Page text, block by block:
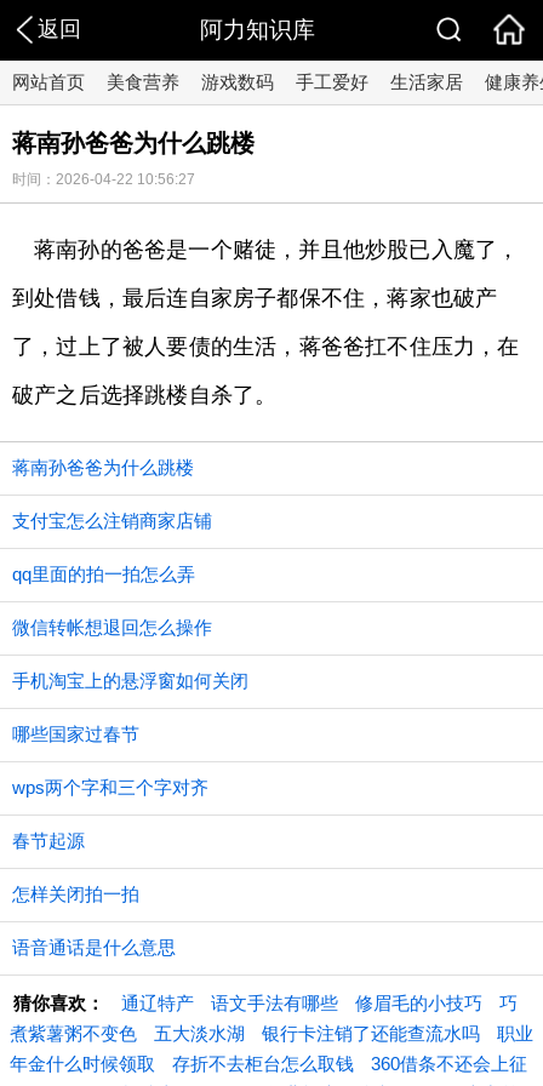
返回 阿力知识库
网站首页 美食营养 游戏数码 手工爱好 生活家居 健康养
蒋南孙爸爸为什么跳楼
时间：2026-04-22 10:56:27
蒋南孙的爸爸是一个赌徒，并且他炒股已入魔了，
到处借钱，最后连自家房子都保不住，蒋家也破产
了，过上了被人要债的生活，蒋爸爸扛不住压力，在
破产之后选择跳楼自杀了。
蒋南孙爸爸为什么跳楼
支付宝怎么注销商家店铺
qq里面的拍一拍怎么弄
微信转帐想退回怎么操作
手机淘宝上的悬浮窗如何关闭
哪些国家过春节
wps两个字和三个字对齐
春节起源
怎样关闭拍一拍
语音通话是什么意思
猜你喜欢： 通辽特产 语文手法有哪些 修眉毛的小技巧
巧
煮紫薯粥不变色
五大淡水湖 银行卡注销了还能查流水吗
职业
年金什么时候领取
存折不去柜台怎么取钱
360借条不还会上征